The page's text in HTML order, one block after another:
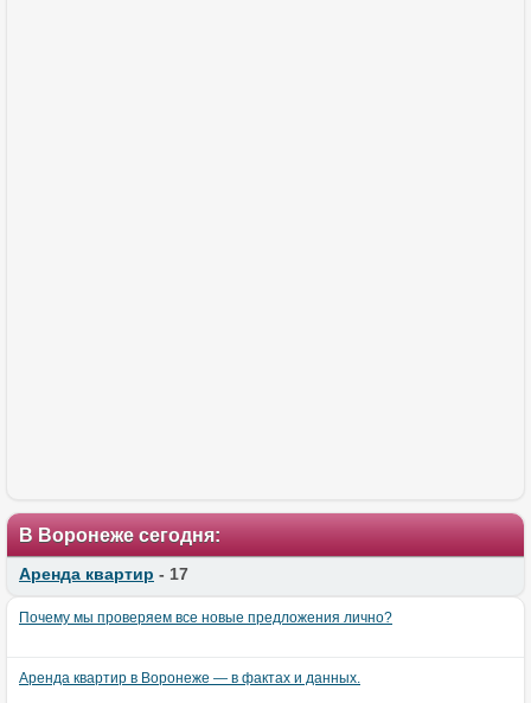
В Воронеже сегодня:
Аренда квартир - 17
Почему мы проверяем все новые предложения лично?
Аренда квартир в Воронеже — в фактах и данных.